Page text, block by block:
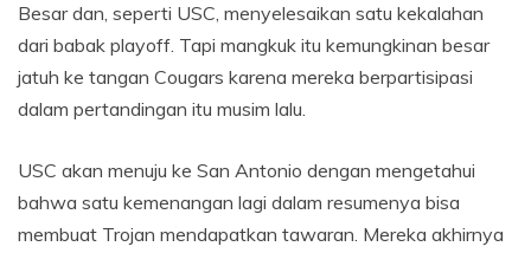
Besar dan, seperti USC, menyelesaikan satu kekalahan
dari babak playoff. Tapi mangkuk itu kemungkinan besar
jatuh ke tangan Cougars karena mereka berpartisipasi
dalam pertandingan itu musim lalu.
USC akan menuju ke San Antonio dengan mengetahui
bahwa satu kemenangan lagi dalam resumenya bisa
membuat Trojan mendapatkan tawaran. Mereka akhirnya